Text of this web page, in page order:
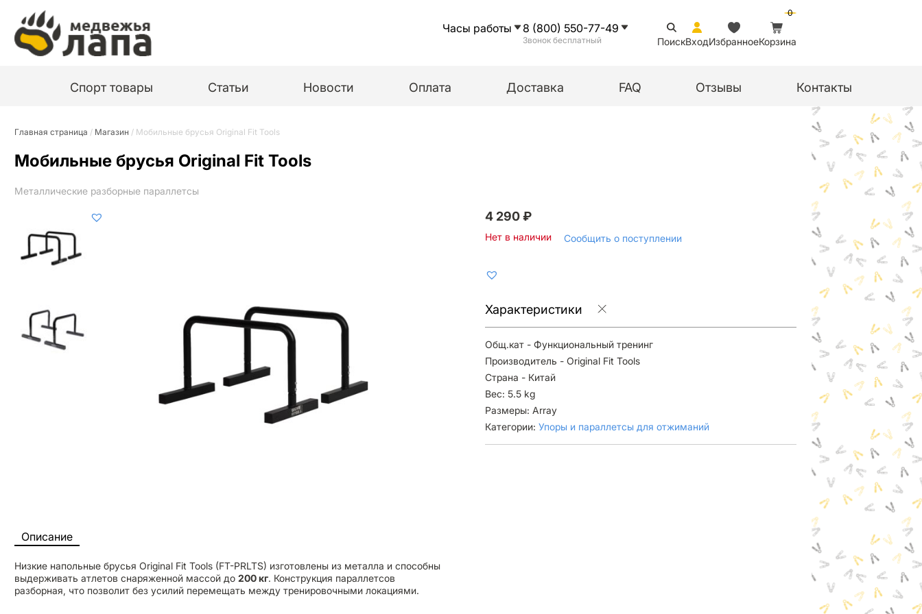
Часы работы 8 (800) 550-77-49
Звонок бесплатный ПоискВходИзбранное
0
Корзина
Спорт товары Статьи Новости Оплата Доставка FAQ Отзывы Контакты
Главная страница / Магазин / Мобильные брусья Original Fit Tools
Мобильные брусья Original Fit Tools
Металлические разборные параллетсы
Описание
Низкие напольные брусья Original Fit Tools (FT-PRLTS) изготовлены из металла и способны
выдерживать атлетов снаряженной массой до200 кг. Конструкция параллетсов
разборная, что позволит без усилий перемещать между тренировочными локациями.
4 290₽
Нет в наличии Сообщить о поступлении
Характеристики
Общ.кат - Функциональный тренинг
Производитель - Original Fit Tools
Страна - Китай
Вес: 5.5 kg
Размеры: Array
Категории: Упоры и параллетсы для отжиманий